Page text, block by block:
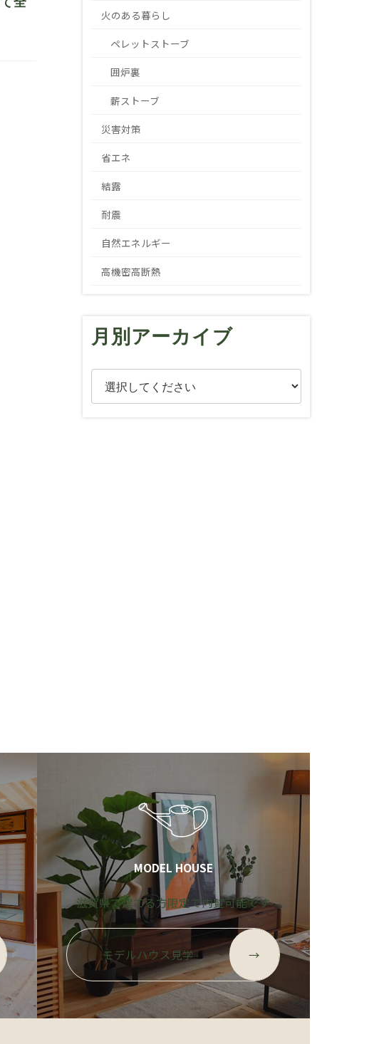
火のある暮らし
ペレットストーブ
囲炉裏
薪ストーブ
災害対策
省エネ
結露
耐震
自然エネルギー
高機密高断熱
月別アーカイブ
MODEL HOUSE
滋賀県で建てる方限定で内覧可能です
モデルハウス見学 →
ル
ー
プ
リ
ン